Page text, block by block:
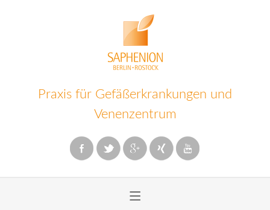
Praxis für Gefäßerkrankungen und
Venenzentrum
≡